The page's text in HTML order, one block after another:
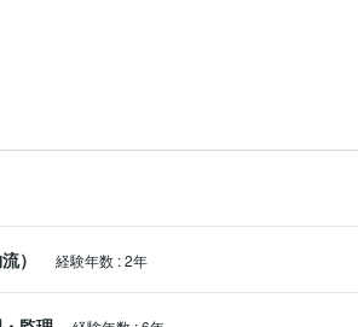
） 経験年数 :2年